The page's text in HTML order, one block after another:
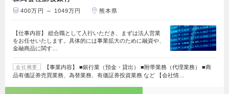
400万円 ～ 1049万円 熊本県
【仕事内容】 総合職として入行いただき、まずは法人営業
をお任せいたします。具体的には事業拡大のために融資や、
金融商品に関す…
会社概要
【事業内容】 ■銀行業（預金・貸出） ■附帯業務（代理業務） ■商
品有価証券売買業務、為替業務、有価証券投資業務 など 【会社情…